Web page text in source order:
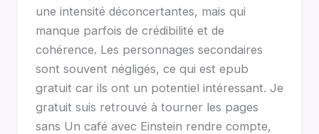
une intensité déconcertantes, mais qui
manque parfois de crédibilité et de
cohérence. Les personnages secondaires
sont souvent négligés, ce qui est epub
gratuit car ils ont un potentiel intéressant. Je
gratuit suis retrouvé à tourner les pages
sans Un café avec Einstein rendre compte,